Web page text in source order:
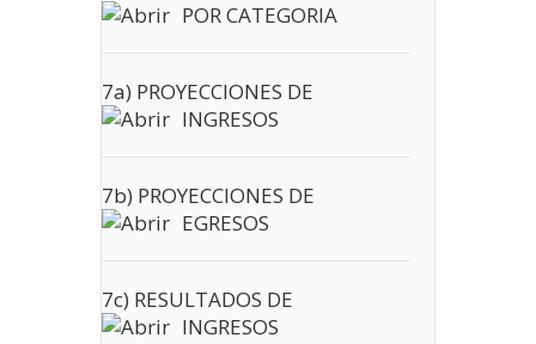
POR CATEGORIA
7a) PROYECCIONES DE
INGRESOS
7b) PROYECCIONES DE
EGRESOS
7c) RESULTADOS DE
INGRESOS